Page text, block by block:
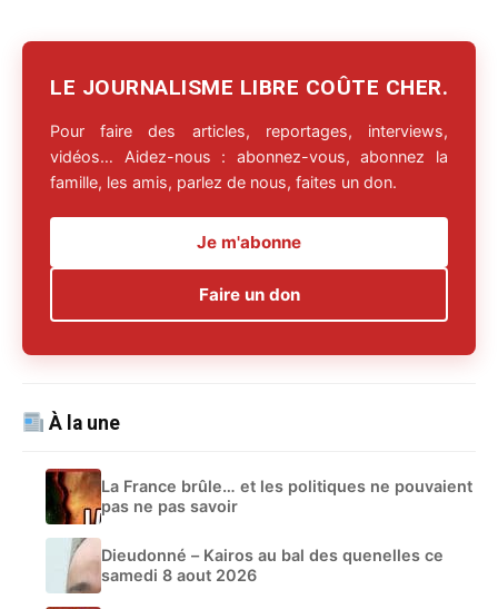
LE JOURNALISME LIBRE COÛTE CHER.
Pour faire des articles, reportages, interviews,
vidéos… Aidez-nous : abonnez-vous, abonnez la
famille, les amis, parlez de nous, faites un don.
Je m'abonne
Faire un don
À la une
La France brûle… et les politiques ne pouvaient
pas ne pas savoir
Dieudonné – Kairos au bal des quenelles ce
samedi 8 aout 2026